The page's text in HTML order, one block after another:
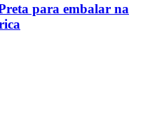
para embalar na